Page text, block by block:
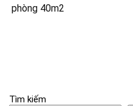
phòng 40m2
Tìm kiếm